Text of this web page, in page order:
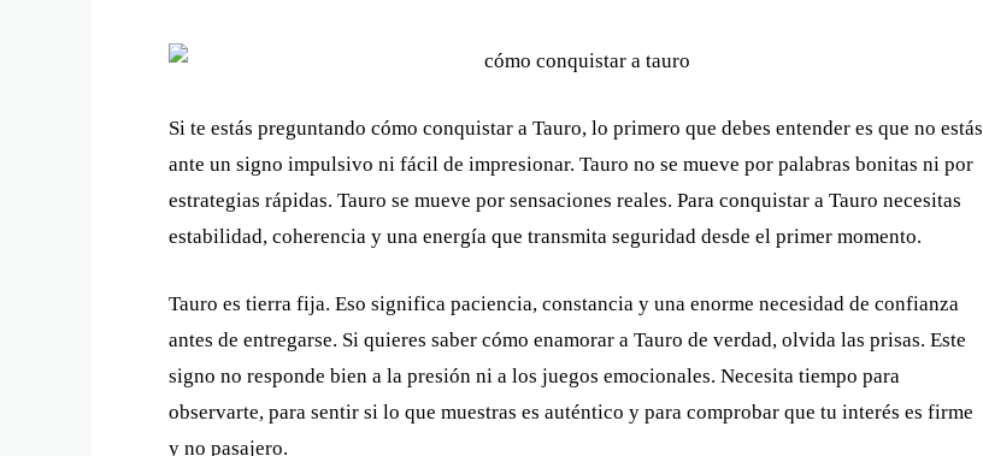
Si te estás preguntando cómo conquistar a Tauro, lo primero que debes entender es que no estás
ante un signo impulsivo ni fácil de impresionar. Tauro no se mueve por palabras bonitas ni por
estrategias rápidas. Tauro se mueve por sensaciones reales. Para conquistar a Tauro necesitas
estabilidad, coherencia y una energía que transmita seguridad desde el primer momento.
Tauro es tierra fija. Eso significa paciencia, constancia y una enorme necesidad de confianza
antes de entregarse. Si quieres saber cómo enamorar a Tauro de verdad, olvida las prisas. Este
signo no responde bien a la presión ni a los juegos emocionales. Necesita tiempo para
observarte, para sentir si lo que muestras es auténtico y para comprobar que tu interés es firme
y no pasajero.